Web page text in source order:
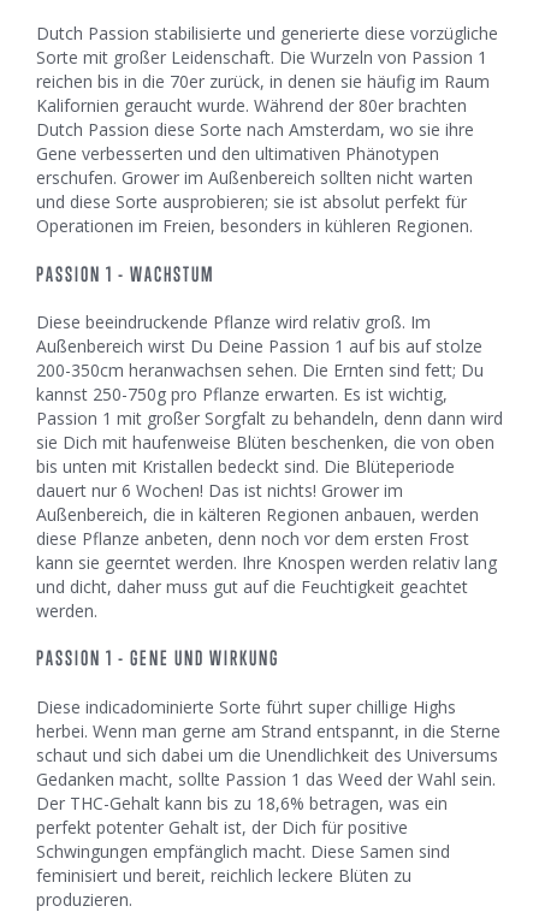
Dutch Passion stabilisierte und generierte diese vorzügliche
Sorte mit großer Leidenschaft. Die Wurzeln von Passion 1
reichen bis in die 70er zurück, in denen sie häufig im Raum
Kalifornien geraucht wurde. Während der 80er brachten
Dutch Passion diese Sorte nach Amsterdam, wo sie ihre
Gene verbesserten und den ultimativen Phänotypen
erschufen. Grower im Außenbereich sollten nicht warten
und diese Sorte ausprobieren; sie ist absolut perfekt für
Operationen im Freien, besonders in kühleren Regionen.
PASSION 1 - WACHSTUM
Diese beeindruckende Pflanze wird relativ groß. Im
Außenbereich wirst Du Deine Passion 1 auf bis auf stolze
200-350cm heranwachsen sehen. Die Ernten sind fett; Du
kannst 250-750g pro Pflanze erwarten. Es ist wichtig,
Passion 1 mit großer Sorgfalt zu behandeln, denn dann wird
sie Dich mit haufenweise Blüten beschenken, die von oben
bis unten mit Kristallen bedeckt sind. Die Blüteperiode
dauert nur 6 Wochen! Das ist nichts! Grower im
Außenbereich, die in kälteren Regionen anbauen, werden
diese Pflanze anbeten, denn noch vor dem ersten Frost
kann sie geerntet werden. Ihre Knospen werden relativ lang
und dicht, daher muss gut auf die Feuchtigkeit geachtet
werden.
PASSION 1 - GENE UND WIRKUNG
Diese indicadominierte Sorte führt super chillige Highs
herbei. Wenn man gerne am Strand entspannt, in die Sterne
schaut und sich dabei um die Unendlichkeit des Universums
Gedanken macht, sollte Passion 1 das Weed der Wahl sein.
Der THC-Gehalt kann bis zu 18,6% betragen, was ein
perfekt potenter Gehalt ist, der Dich für positive
Schwingungen empfänglich macht. Diese Samen sind
feminisiert und bereit, reichlich leckere Blüten zu
produzieren.